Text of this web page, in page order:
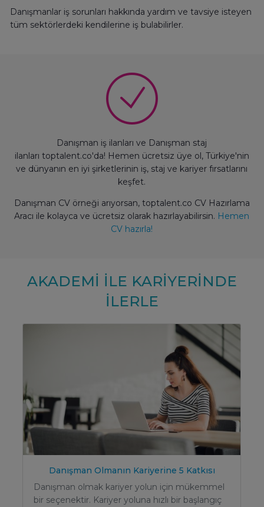
Danışmanlar iş sorunları hakkında yardım ve tavsiye isteyen
tüm sektörlerdeki kendilerine iş bulabilirler.
Danışman iş ilanları ve Danışman staj
ilanları toptalent.co'da! Hemen ücretsiz üye ol, Türkiye'nin
ve dünyanın en iyi şirketlerinin iş, staj ve kariyer fırsatlarını
keşfet.
Danışman CV örneği arıyorsan, toptalent.co CV Hazırlama
Aracı ile kolayca ve ücretsiz olarak hazırlayabilirsin. Hemen
CV hazırla!
AKADEMİ İLE KARİYERİNDE
İLERLE
Danışman Olmanın Kariyerine 5 Katkısı
Danışman olmak kariyer yolun için mükemmel
bir seçenektir. Kariyer yoluna hızlı bir başlangıç